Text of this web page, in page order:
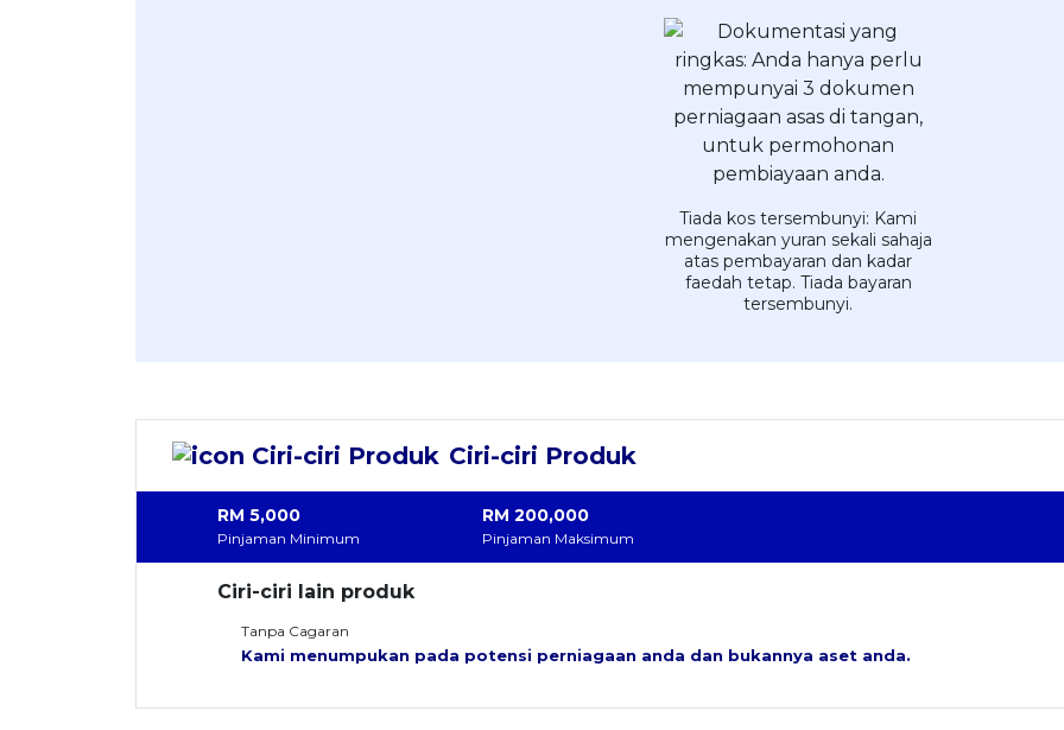
Tiada kos tersembunyi: Kami
mengenakan yuran sekali sahaja
atas pembayaran dan kadar
faedah tetap. Tiada bayaran
tersembunyi.
Ciri-ciri Produk
Pinjaman Minimum
RM 5,000
Pinjaman Maksimum
RM 200,000
Ciri-ciri lain produk
Tanpa Cagaran
Kami menumpukan pada potensi perniagaan anda dan bukannya aset anda.